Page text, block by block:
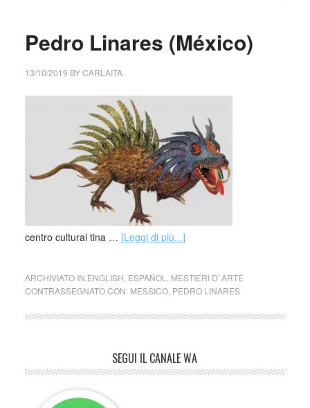
Pedro Linares (México)
13/10/2019 BYCARLAITA
centro cultural tina … [Leggi di più...]
ARCHIVIATO IN:ENGLISH ESPAÑOL
MESTIERI D' ARTE
CONTRASSEGNATO CON: MESSICO, PEDRO LINARES
SEGUI IL CANALE WA